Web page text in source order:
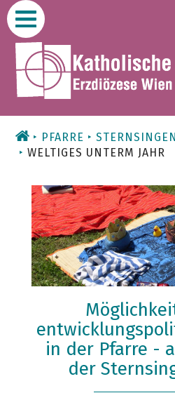
Zum
Inhalt
PFARRE
STERNSINGEN
WELTIGES UNTERM JAHR
in der Pfarre -
der